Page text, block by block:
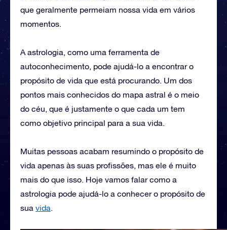
que geralmente permeiam nossa vida em vários
momentos.
A astrologia, como uma ferramenta de
autoconhecimento, pode ajudá-lo a encontrar o
propósito de vida que está procurando. Um dos
pontos mais conhecidos do mapa astral é o meio
do céu, que é justamente o que cada um tem
como objetivo principal para a sua vida.
Muitas pessoas acabam resumindo o propósito de
vida apenas às suas profissões, mas ele é muito
mais do que isso. Hoje vamos falar como a
astrologia pode ajudá-lo a conhecer o propósito de
sua vida.